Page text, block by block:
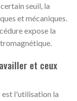
seuil, la
et mécaniques.
expose la
et ceux
est l'utilisation la